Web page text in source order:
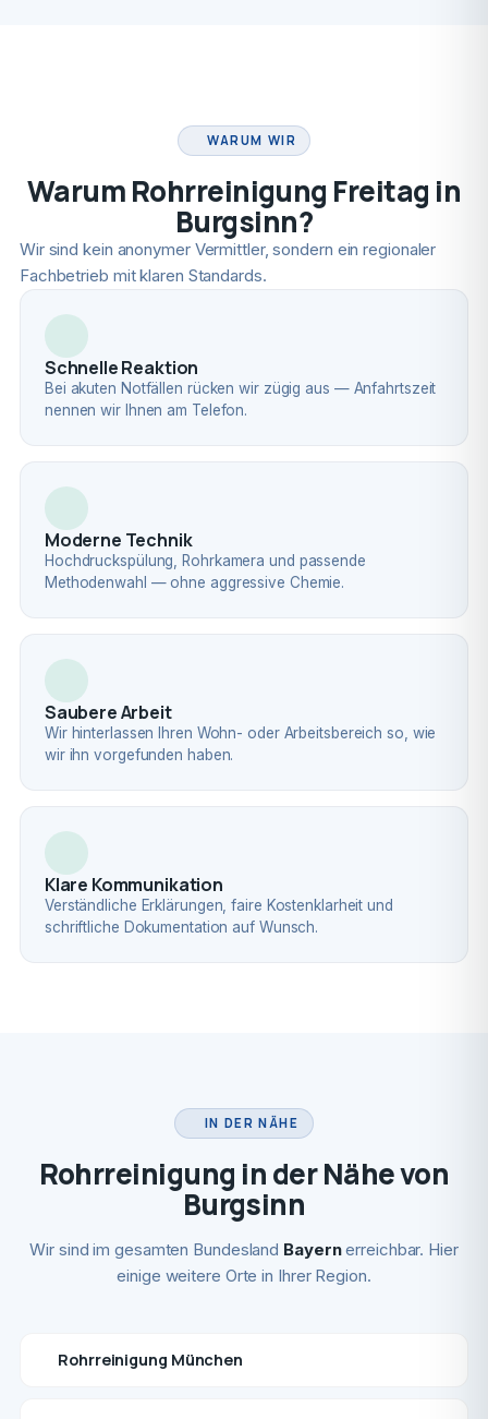
WARUM WIR
Warum Rohrreinigung Freitag in
Burgsinn?
Wir sind kein anonymer Vermittler, sondern ein regionaler
Fachbetrieb mit klaren Standards.
Schnelle Reaktion
Bei akuten Notfällen rücken wir zügig aus — Anfahrtszeit
nennen wir Ihnen am Telefon.
Moderne Technik
Hochdruckspülung, Rohrkamera und passende
Methodenwahl — ohne aggressive Chemie.
Saubere Arbeit
Wir hinterlassen Ihren Wohn- oder Arbeitsbereich so, wie
wir ihn vorgefunden haben.
Klare Kommunikation
Verständliche Erklärungen, faire Kostenklarheit und
schriftliche Dokumentation auf Wunsch.
IN DER NÄHE
Rohrreinigung in der Nähe von
Burgsinn
Wir sind im gesamten Bundesland Bayernerreichbar. Hier
einige weitere Orte in Ihrer Region.
Rohrreinigung München